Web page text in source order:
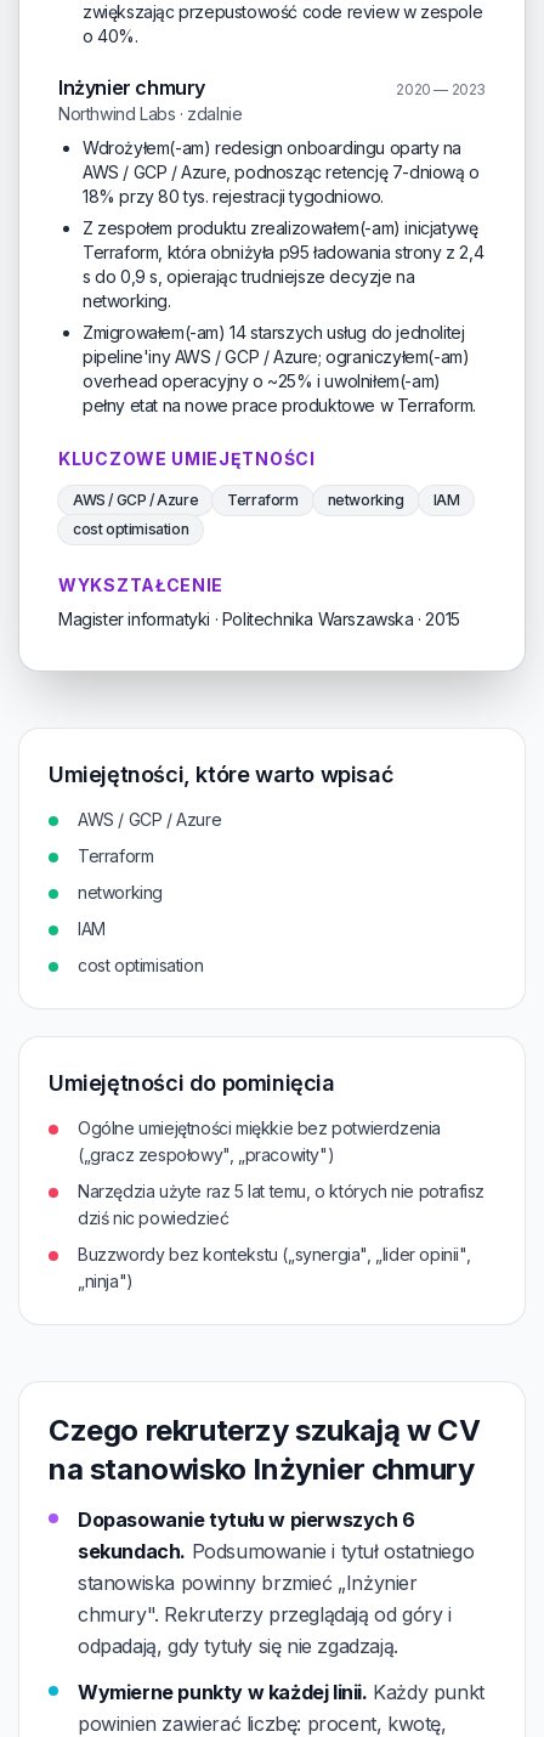
zwiększając przepustowość code review w zespole
o 40%.
Inżynier chmury 2020 — 2023
Northwind Labs · zdalnie
Wdrożyłem(-am) redesign onboardingu oparty na
AWS / GCP / Azure, podnosząc retencję 7-dniową o
18% przy 80 tys. rejestracji tygodniowo.
Z zespołem produktu zrealizowałem(-am) inicjatywę
Terraform, która obniżyła p95 ładowania strony z 2,4
s do 0,9 s, opierając trudniejsze decyzje na
networking.
Zmigrowałem(-am) 14 starszych usług do jednolitej
pipeline'iny AWS / GCP / Azure; ograniczyłem(-am)
overhead operacyjny o ~25% i uwolniłem(-am)
pełny etat na nowe prace produktowe w Terraform.
KLUCZOWE UMIEJĘTNOŚCI
AWS / GCP / Azure Terraform networking
IAM
cost optimisation
WYKSZTAŁCENIE
Magister informatyki · Politechnika Warszawska · 2015
Umiejętności, które warto wpisać
AWS / GCP / Azure
Terraform
networking
IAM
cost optimisation
Umiejętności do pominięcia
Ogólne umiejętności miękkie bez potwierdzenia
(„gracz zespołowy", „pracowity")
Narzędzia użyte raz 5 lat temu, o których nie potrafisz
dziś nic powiedzieć
Buzzwordy bez kontekstu („synergia", „lider opinii",
„ninja")
Czego rekruterzy szukają w CV
na stanowisko Inżynier chmury
Dopasowanie tytułu w pierwszych 6
sekundach. Podsumowanie i tytuł ostatniego
stanowiska powinny brzmieć „Inżynier
chmury". Rekruterzy przeglądają od góry i
odpadają, gdy tytuły się nie zgadzają.
Wymierne punkty w każdej linii. Każdy punkt
powinien zawierać liczbę: procent, kwotę,